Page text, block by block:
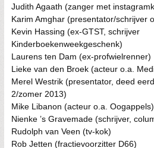
Judith Agaath (zanger met
Karim Amghar (presentator/schrijver
Kevin Hassing (ex-GTST, schrijver
Kinderboekenweekgeschenk)
Laurens ten Dam (ex-profwielrenner)
Lieke van den Broek (acteur o.a.
Merel Westrik (presentator, deed
2/zomer 2013)
Mike Libanon (acteur o.a. Oogappels)
Nienke ’s Gravemade (schrijver,
Rudolph van Veen (tv-kok)
Rob Jetten (fractievoorzitter D66)